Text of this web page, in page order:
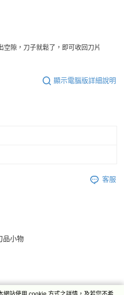
空隙，刀子就鬆了，即可收回刀片
顯示電腦版詳細說明
客服
品小物